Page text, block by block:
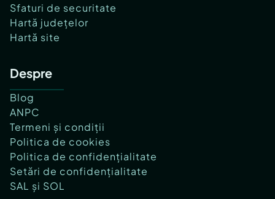
Sfaturi de securitate
Hartă județelor
Hartă site
Despre
Blog
ANPC
Termeni și condiții
Politica de cookies
Politica de confidențialitate
Setări de confidențialitate
SAL și SOL